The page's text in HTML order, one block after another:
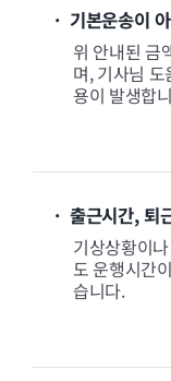
· 기본운송이
위 안내된 금
며, 기사님
용이 발생합
· 출근시간, 퇴
기상상황이
도 운행시간
습니다.